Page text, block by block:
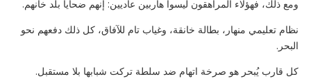
ومع ذلك، فهؤلاء المراهقون ليسوا هاربين عاديين: إنهم ضحايا بلد خانهم.
نظام تعليمي منهار، بطالة خانقة، وغياب تام للآفاق، كل ذلك دفعهم نحو
البحر.
كل قارب يُبحر هو صرخة اتهام ضد سلطة تركت شبابها بلا مستقبل.